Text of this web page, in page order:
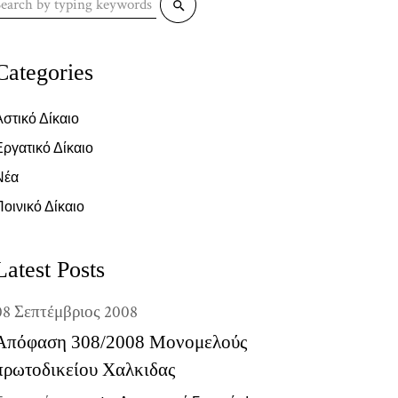
Δίκαιο
Δίκαιο
Δίκαιο
Posts
Σεπτέμβριος 2008
308/2008 Μονομελούς
Χαλκιδας